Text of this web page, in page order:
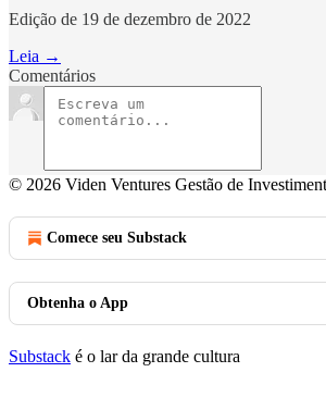
Edição de 19 de dezembro de 2022
Leia →
Comentários
© 2026 Viden Ventures Gestão de
Comece seu Substack
Obtenha o App
Substack é o lar da grande cultura